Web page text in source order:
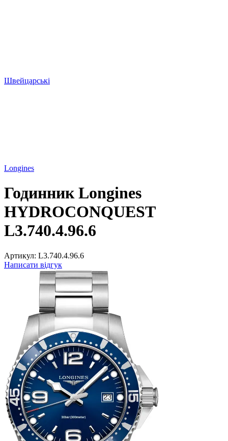
Швейцарські
Longines
Годинник Longines
HYDROCONQUEST
L3.740.4.96.6
Артикул: L3.740.4.96.6
Написати відгук